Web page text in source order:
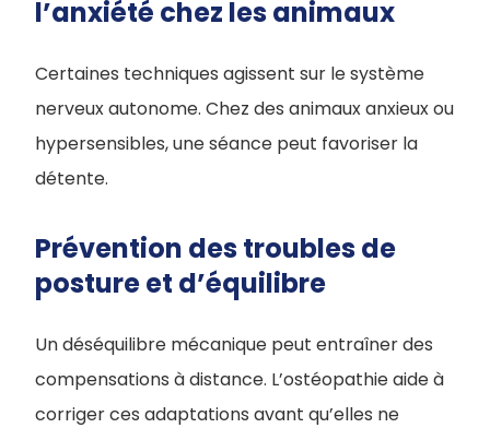
l’anxiété chez les animaux
Certaines techniques agissent sur le système
nerveux autonome. Chez des animaux anxieux ou
hypersensibles, une séance peut favoriser la
détente.
Prévention des troubles de
posture et d’équilibre
Un déséquilibre mécanique peut entraîner des
compensations à distance. L’ostéopathie aide à
corriger ces adaptations avant qu’elles ne